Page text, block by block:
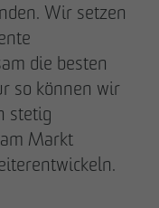
Wir setzen
die besten
so können wir
stetig
Markt